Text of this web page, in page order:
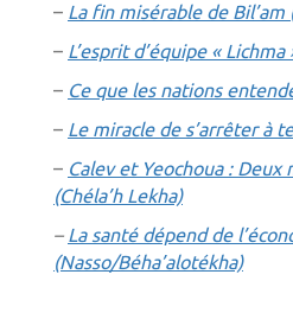
– La fin misérable de
– L’esprit d’équipe «
– Ce que les nations
– Le miracle de s’arrêter à
– Calev et Yeochoua :
(Chéla’h Lekha)
– La santé dépend de
(Nasso/Béha’alotékha)